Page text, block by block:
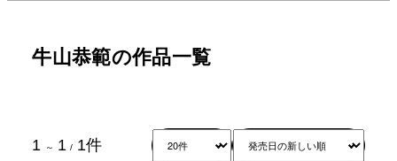
牛山恭範の作品一覧
1 ～ 1 / 1件